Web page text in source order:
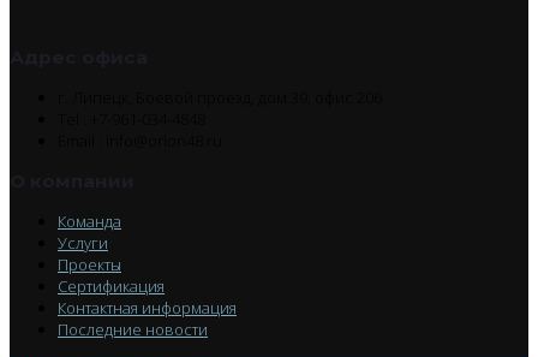
Команда
Услуги
Проекты
Сертификация
Контактная информация
Последние новости